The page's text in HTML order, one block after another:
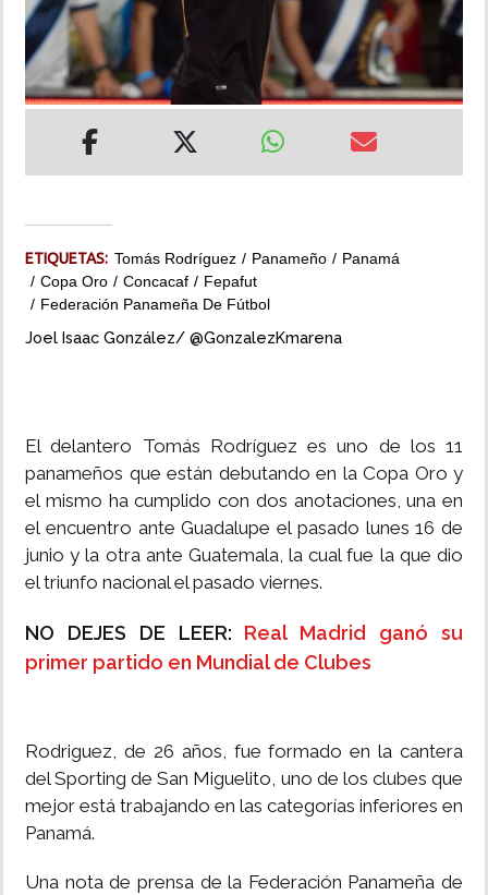
INSÓLITAS
MULTIMEDIA
ETIQUETAS: Tomás Rodríguez Panameño
Panamá
Copa Oro
Concacaf
Fepafut
Federación Panameña De Fútbol
Joel Isaac González/ @GonzalezKmarena
El delantero Tomás Rodríguez es uno de los 11
panameños que están debutando en la Copa Oro y
el mismo ha cumplido con dos anotaciones, una en
el encuentro ante Guadalupe el pasado lunes 16 de
junio y la otra ante Guatemala, la cual fue la que dio
el triunfo nacional el pasado viernes.
NO DEJES DE LEER: Real Madrid ganó su
primer partido en Mundial de Clubes
Rodriguez, de 26 años, fue formado en la cantera
del Sporting de San Miguelito, uno de los clubes que
mejor está trabajando en las categorías inferiores en
Panamá.
Una nota de prensa de la Federación Panameña de